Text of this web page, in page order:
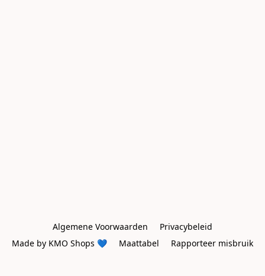
Algemene Voorwaarden
Privacybeleid
Made by KMO Shops 💙
Maattabel Rapporteer misbruik